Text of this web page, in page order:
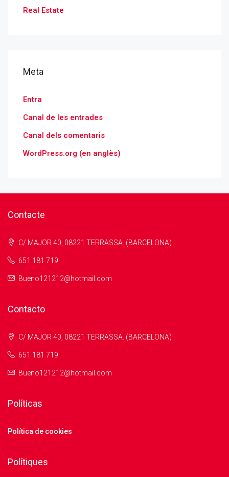
Real Estate
Meta
Entra
Canal de les entrades
Canal dels comentaris
WordPress.org (en anglès)
Contacte
C/ MAJOR 40, 08221 TERRASSA. (BARCELONA)
651 181 719
Bueno121212@hotmail.com
Contacto
C/ MAJOR 40, 08221 TERRASSA. (BARCELONA)
651 181 719
Bueno121212@hotmail.com
Políticas
Política de cookies
Polítiques